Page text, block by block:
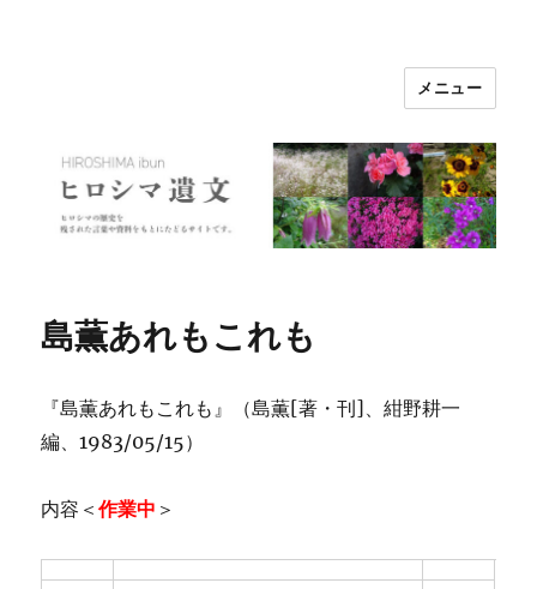
メニュー
島薫あれもこれも
『島薫あれもこれも』（島薫[著・刊]、紺野耕一
編、1983/05/15）
内容＜作業中 ＞